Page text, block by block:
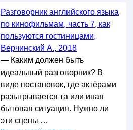
Разговорник английского языка
по кинофильмам, часть 7, как
пользуются гостиницами,
Верчинский А., 2018
— Каким должен быть
идеальный разговорник? В
виде постановок, где актёрами
разыгрывается та или иная
бытовая ситуация. Нужно ли
эти сцены …